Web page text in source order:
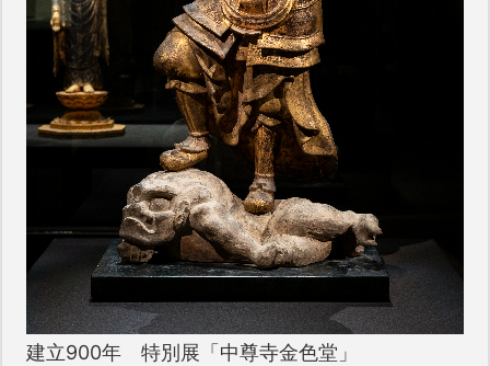
建立900年 特別展「中尊寺金色堂」